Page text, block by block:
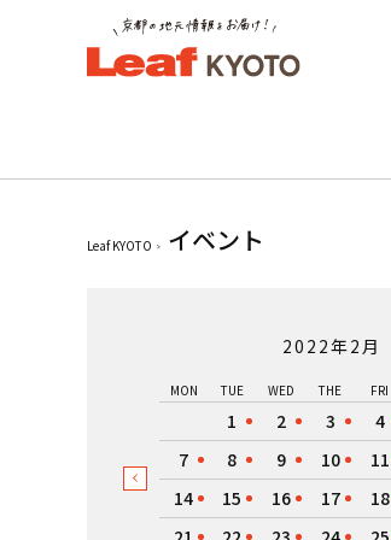
Leaf KYOTO イベント
2022年2月
MON TUE WED THE FRI
1 2 3 4
7
8 9 10 11
14
15 16 17 18